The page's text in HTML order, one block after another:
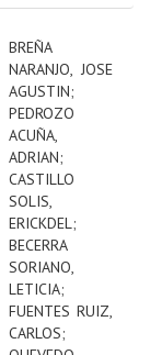
BREÑA
NARANJO, JOSE
AGUSTIN;
PEDROZO
ACUÑA,
ADRIAN;
CASTILLO
SOLIS,
ERICKDEL;
BECERRA
SORIANO,
LETICIA;
FUENTES RUIZ,
CARLOS;